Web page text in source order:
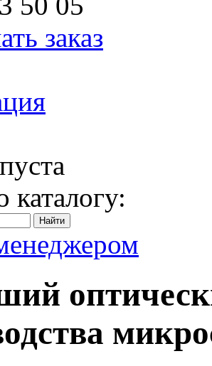
заказ
каталогу: